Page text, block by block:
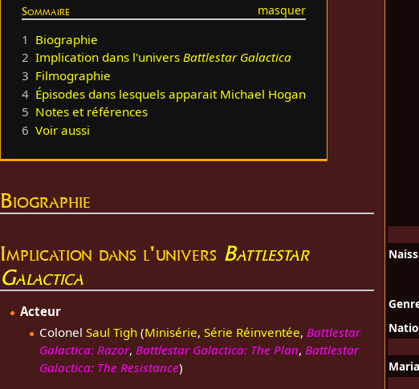
Sommaire
1 Biographie
2 Implication dans l'universBattlestar Galactica
3 Filmographie
4 Épisodes dans lesquels apparait Michael Hogan
5 Notes et références
6 Voir aussi
Biographie
Implication dans l'univers Battlestar
Galactica
Acteur
Colonel Saul Tigh(Minisérie, Série Réinventée, Battlestar
Galactica: Razor, Battlestar Galactica: The Plan, Battlestar
Galactica: The Resistance)